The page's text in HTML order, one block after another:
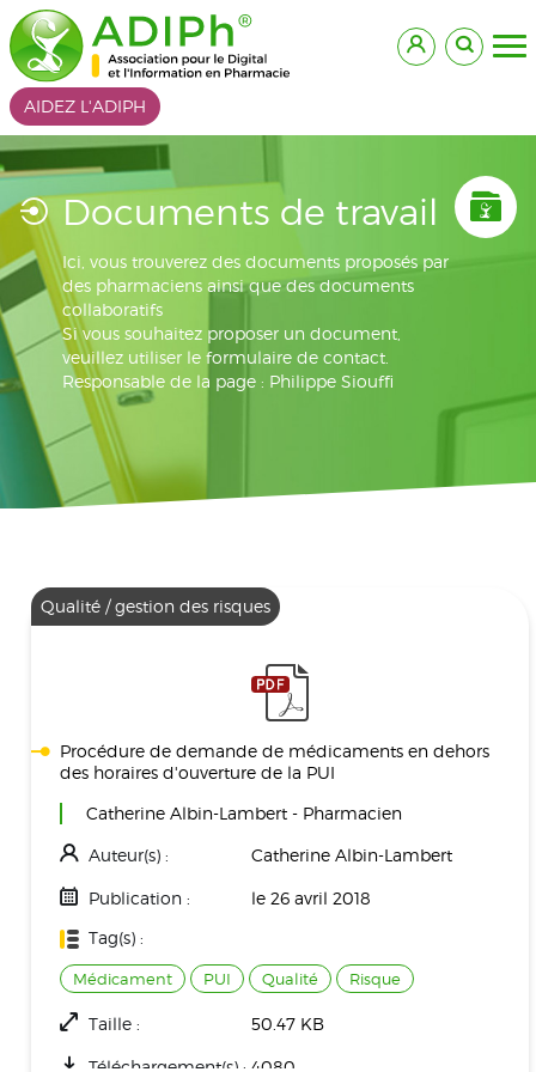
AIDEZ L'ADIPH
Documents de travail
Ici, vous trouverez des documents proposés par
des pharmaciens ainsi que des documents
collaboratifs
Si vous souhaitez proposer un document,
veuillez utiliser le formulaire de contact.
Responsable de la page : Philippe Siouffi
Qualité / gestion des risques
Procédure de demande de médicaments en dehors
des horaires d'ouverture de la PUI
Catherine Albin-Lambert - Pharmacien
Auteur(s) : Catherine Albin-Lambert
Publication :
le 26 avril 2018
Tag(s) :
Médicament PUI Qualité Risque
Taille : 50.47 KB
Téléchargement(s) : 4080